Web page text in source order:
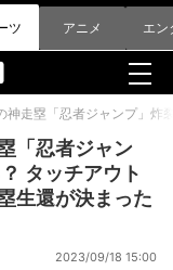
ツ アニメ エン
神走塁「忍者ジャンプ」炸
「忍者ジャン
タッチアウト
生還が決まった
2023/09/18 15:00